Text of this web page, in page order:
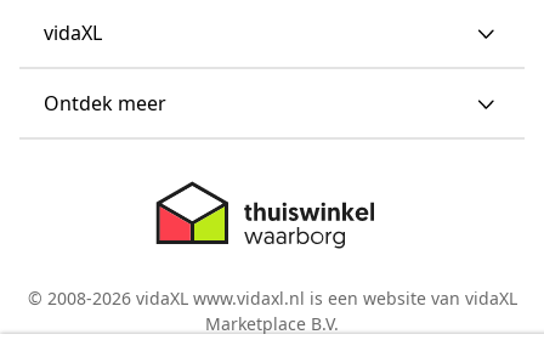
vidaXL
Ontdek meer
© 2008-2026 vidaXL www.vidaxl.nl is een website van vidaXL
Marketplace B.V.